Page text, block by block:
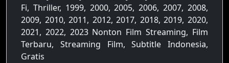
Fi, Thriller, 1999, 2000, 2005, 2006, 2007, 2008,
2009, 2010, 2011, 2012, 2017, 2018, 2019, 2020,
2021, 2022, 2023 Nonton Film Streaming, Film
Terbaru, Streaming Film, Subtitle Indonesia,
Gratis